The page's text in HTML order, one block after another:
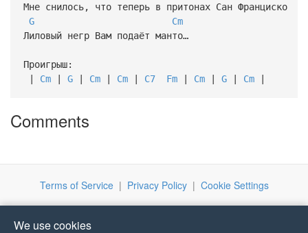
Мне снилось, что теперь в притонах Сан Франциско
G
Cm
Лиловый негр Вам подаёт манто…
Проигрыш:
| Cm| G| Cm| Cm| C7 Fm| Cm| G| Cm|
Comments
Terms of Service| Privacy Policy| Cookie Settings
We use cookies